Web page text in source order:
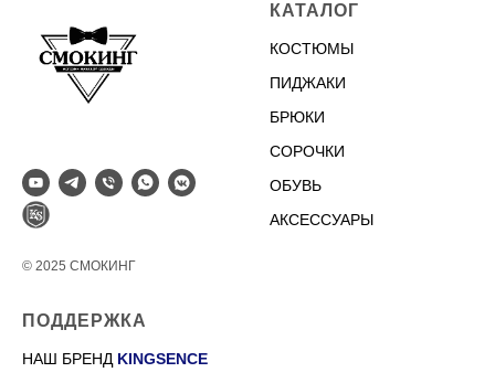
© 2025 СМОКИНГ
КАТАЛОГ
КОСТЮМЫ
ПИДЖАКИ
БРЮКИ
СОРОЧКИ
ОБУВЬ
АКСЕССУАРЫ
ПОДДЕРЖКА
НАШ БРЕНД KINGSENCE